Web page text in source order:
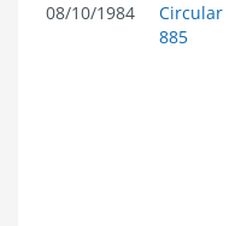
08/10/1984
Circular
885